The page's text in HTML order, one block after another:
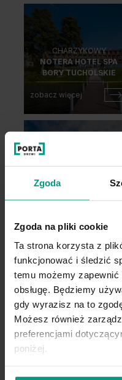
Zgoda
Zgoda na pliki cookie
Ta strona korzysta z
funkcjonować i śledzić
temu możemy zapewnić
obsługę. Będziemy
gdy wyrazisz na to
Możesz również
preferencjami
poniżej.
CHARZYKOWY
NOTERA HOTEL SPA
BORY TUCHOLSKIE
zobacz więcej
ZAKOPANE
HOTEL RADISSON
CHOBIENICE
HOTEL OSTOJA